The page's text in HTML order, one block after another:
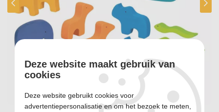
Deze website maakt gebruik van
cookies
Deze website gebruikt cookies voor
advertentiepersonalisatie en om het bezoek te meten,